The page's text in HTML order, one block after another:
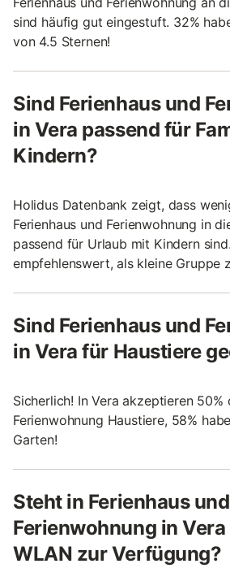
sind häufig gut eingestuft. 32%
von 4.5 Sternen!
Sind Ferienhaus und
in Vera passend für
Kindern?
Holidus Datenbank zeigt, dass
Ferienhaus und Ferienwohnung in
passend für Urlaub mit Kindern
empfehlenswert, als kleine Gruppe
Sind Ferienhaus und
in Vera für Haustiere
Sicherlich! In Vera akzeptieren 50%
Ferienwohnung Haustiere, 58%
Garten!
Steht in Ferienhaus und
Ferienwohnung in
WLAN zur Verfügung?